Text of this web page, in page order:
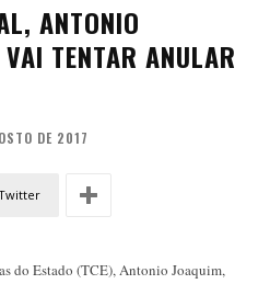
ANTONIO
TENTAR ANULAR
DE 2017
do Estado (TCE), Antonio Joaquim,